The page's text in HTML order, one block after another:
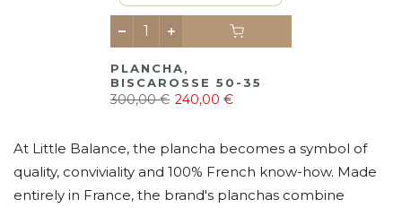
PLANCHA,
BISCAROSSE 50-35
300,00 € 240,00 €
At Little Balance, the plancha becomes a symbol of
quality, conviviality and 100% French know-how. Made
entirely in France, the brand's planchas combine